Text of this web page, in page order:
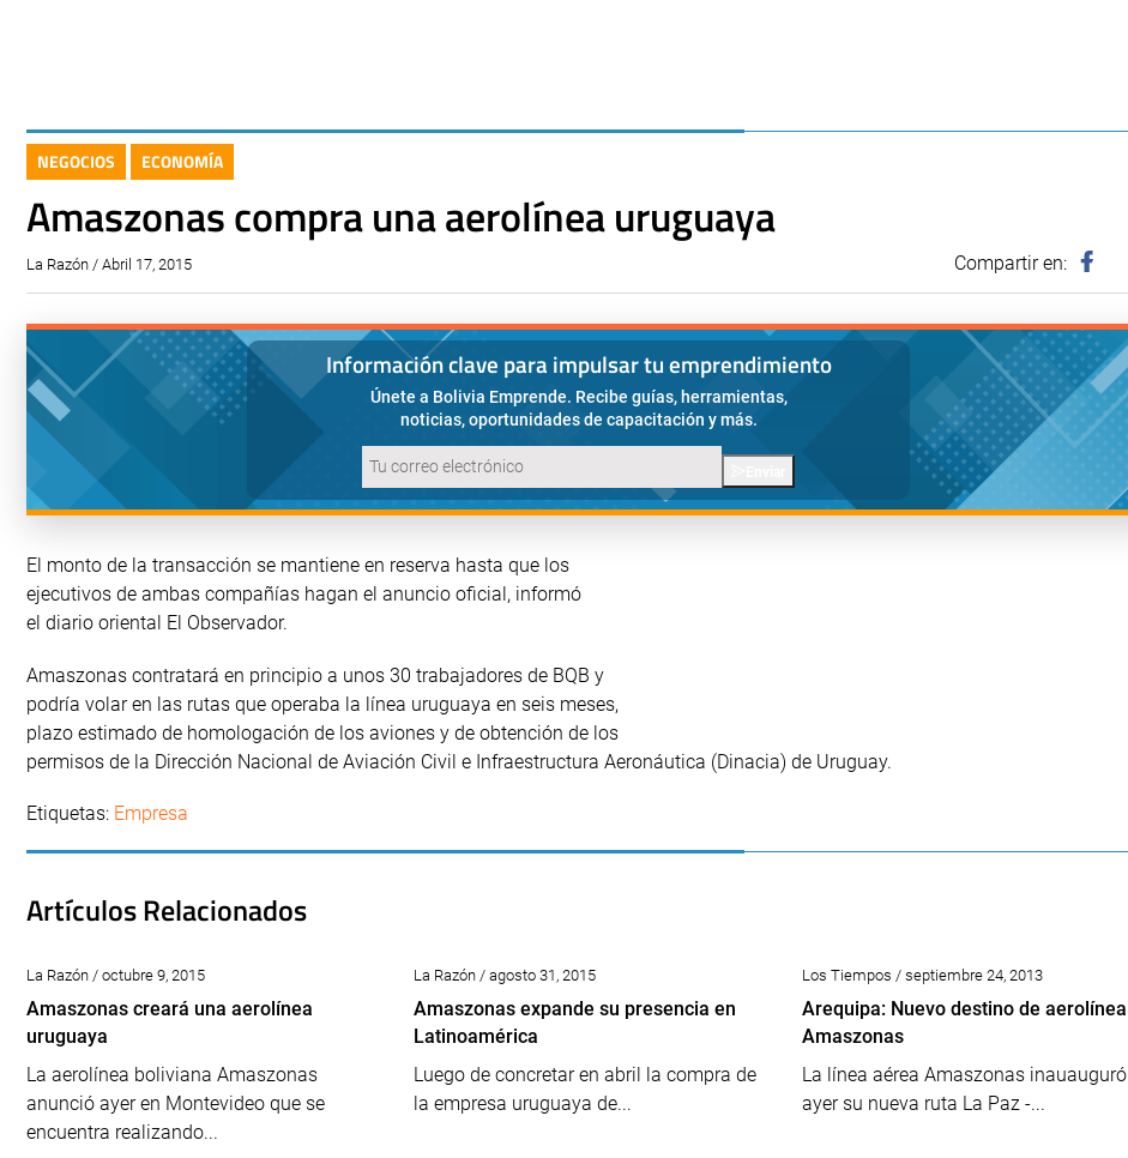
NEGOCIOS ECONOMÍA
Amaszonas compra una aerolínea uruguaya
La Razón / Abril 17, 2015 Compartir en:
Información clave para impulsar tu emprendimiento
Únete a Bolivia Emprende. Recibe guías, herramientas,
noticias, oportunidades de capacitación y más.
El monto de la transacción se mantiene en reserva hasta que los
ejecutivos de ambas compañías hagan el anuncio oficial, informó
el diario oriental El Observador.
Amaszonas contratará en principio a unos 30 trabajadores de BQB y
podría volar en las rutas que operaba la línea uruguaya en seis meses,
plazo estimado de homologación de los aviones y de obtención de los
permisos de la Dirección Nacional de Aviación Civil e Infraestructura Aeronáutica (Dinacia) de Uruguay.
Etiquetas: Empresa
Artículos Relacionados
La Razón / octubre 9, 2015
Amaszonas creará una aerolínea
uruguaya
La aerolínea boliviana Amaszonas
anunció ayer en Montevideo que se
encuentra realizando...
La Razón / agosto 31, 2015
Amaszonas expande su presencia en
Latinoamérica
Luego de concretar en abril la compra de
la empresa uruguaya de...
Los Tiempos / septiembre 24, 2013
Arequipa: Nuevo destino de aerolínea
Amaszonas
La línea aérea Amaszonas inauauguró
ayer su nueva ruta La Paz -...